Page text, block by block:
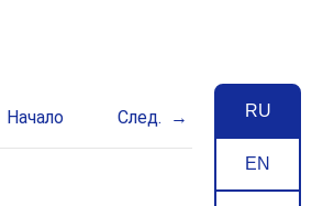
RU
EN
Начало След.